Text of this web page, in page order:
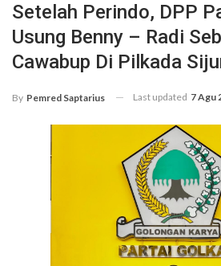
Setelah Perindo, DPP
Usung Benny – Radi
Cawabup Di Pilkada
By Pemred Saptarius Last updated 7 Agu